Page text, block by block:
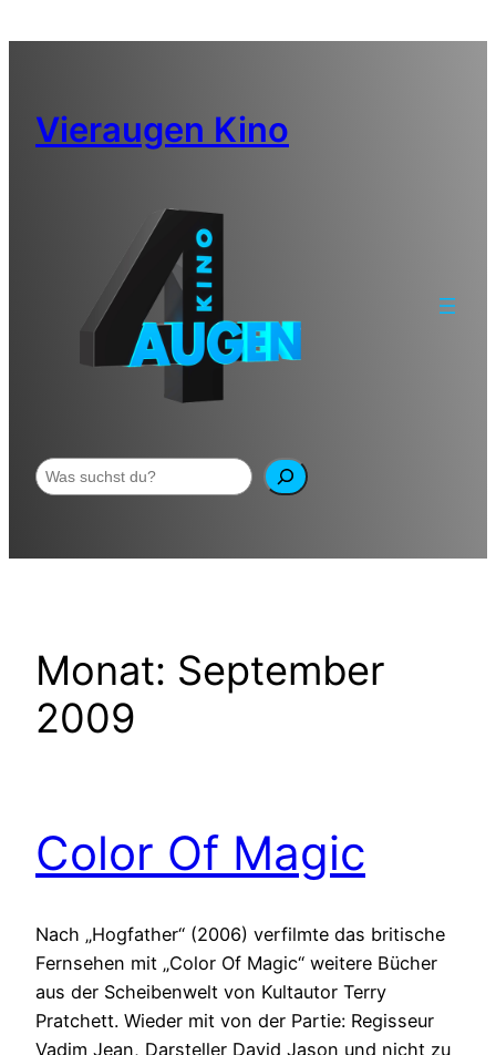
Vieraugen Kino
Suchen
Monat: September
2009
Color Of Magic
Nach „Hogfather“ (2006) verfilmte das britische
Fernsehen mit „Color Of Magic“ weitere Bücher
aus der Scheibenwelt von Kultautor Terry
Pratchett. Wieder mit von der Partie: Regisseur
Vadim Jean, Darsteller David Jason und nicht zu